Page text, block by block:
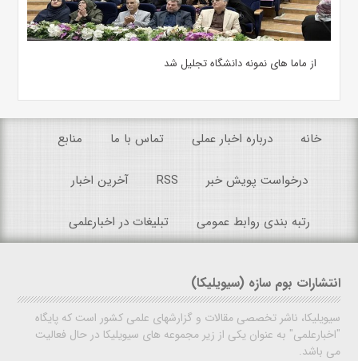
از ماما های نمونه دانشگاه تجلیل شد
خانه درباره اخبار عملی تماس با ما منابع
درخواست پویش خبر RSS آخرین اخبار
رتبه بندی روابط عمومی تبلیغات در اخبارعلمی
انتشارات بوم سازه (سیویلیکا)
سیویلیکا، ناشر تخصصی مقالات و گزارشهای علمی کشور است که پایگاه
"اخبارعلمی" به عنوان یکی از زیر مجموعه های سیویلیکا در حال فعالیت
می باشد.